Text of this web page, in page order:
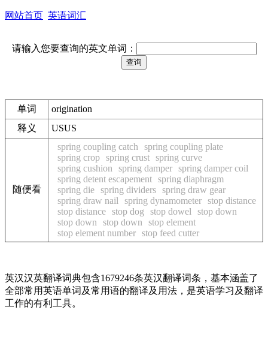
网站首页 英语词汇
请输入您要查询的英文单词：
单词
origination
释义
USUS
随便看
spring coupling catch
spring coupling plate
spring crop spring crust spring curve
spring cushion
spring damper spring damper coil
spring detent escapement spring diaphragm
spring die spring dividers spring draw gear
spring draw nail
spring dynamometer stop distance
stop distance stop dog stop dowel
stop down
stop down
stop down
stop element
stop element number stop feed cutter
英汉汉英翻译词典包含1679246条英汉翻译词条，基本涵盖了
全部常用英语单词及常用语的翻译及用法，是英语学习及翻译
工作的有利工具。